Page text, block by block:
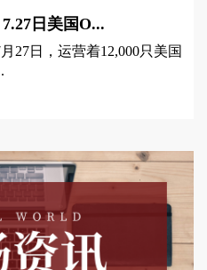
日美国O...
27日，运营着12,000只美国